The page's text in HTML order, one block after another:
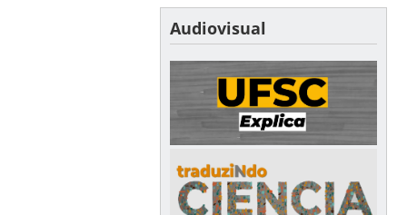
Audiovisual